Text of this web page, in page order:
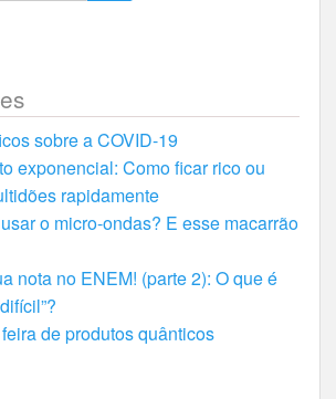
sobre a COVID-19
exponencial: Como ficar rico ou
rapidamente
o micro-ondas? E esse macarrão
nota no ENEM! (parte 2): O que é
de produtos quânticos